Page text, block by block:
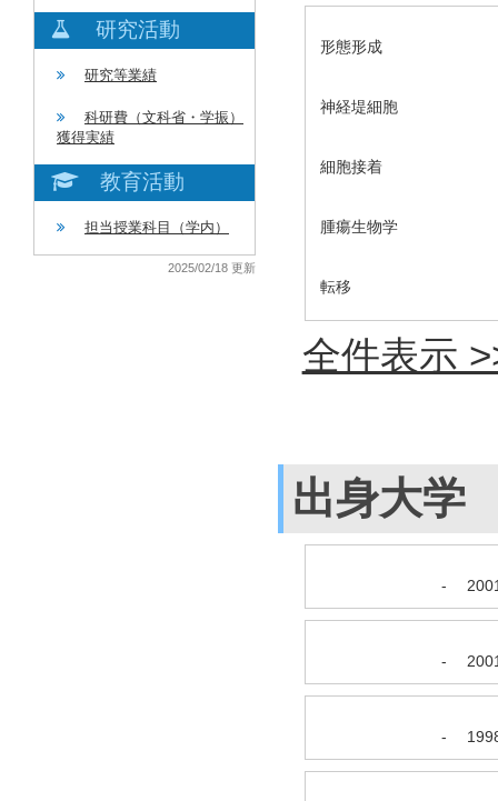
研究活動
研究等業績
科研費（文科省・学振）
獲得実績
教育活動
担当授業科目（学内）
2025/02/18 更新
形態形成
神経堤細胞
細胞接着
腫瘍生物学
転移
全件表示
出身大学
-
-
-